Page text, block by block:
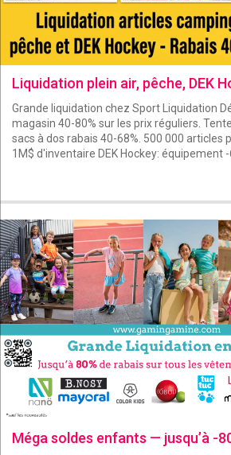
Liquidation plein air, pêche, DEK
Grande liquidation chez Sport Liquidation
magasin 40-80% sur les prix réguliers.
sacs à dos rabais 40-68%. 500 000 articles
1M$ d'inventaire DEK Hockey: équipement -
Méga soldes enfants — jusqu’à -